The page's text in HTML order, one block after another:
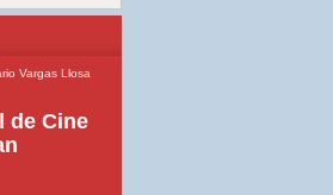
Vargas Llosa
de Cine